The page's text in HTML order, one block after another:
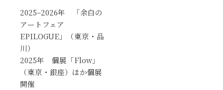
2025–2026年 「余白の
アートフェア
EPILOGUE」（東京・品
川）
2025年 個展「Flow」
（東京・銀座）ほか個展
開催